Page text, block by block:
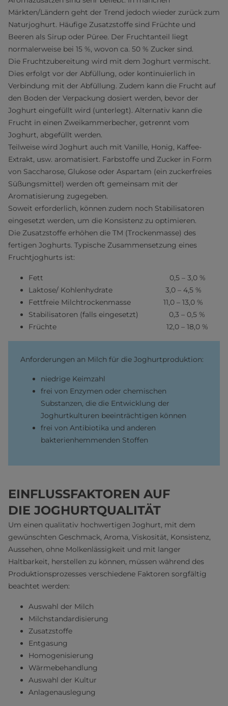
Märkten/Ländern geht der Trend jedoch wieder zurück zum
Naturjoghurt. Häufige Zusatzstoffe sind Früchte und
Beeren als Sirup oder Püree. Der Fruchtanteil liegt
normalerweise bei 15 %, wovon ca. 50 % Zucker sind.
Die Fruchtzubereitung wird mit dem Joghurt vermischt.
Dies erfolgt vor der Abfüllung, oder kontinuierlich in
Verbindung mit der Abfüllung. Zudem kann die Frucht auf
den Boden der Verpackung dosiert werden, bevor der
Joghurt eingefüllt wird (unterlegt). Alternativ kann die
Frucht in einen Zweikammerbecher, getrennt vom
Joghurt, abgefüllt werden.
Teilweise wird Joghurt auch mit Vanille, Honig, Kaffee-
Extrakt, usw. aromatisiert. Farbstoffe und Zucker in Form
von Saccharose, Glukose oder Aspartam (ein zuckerfreies
Süßungsmittel) werden oft gemeinsam mit der
Aromatisierung zugegeben.
Soweit erforderlich, können zudem noch Stabilisatoren
eingesetzt werden, um die Konsistenz zu optimieren.
Die Zusatzstoffe erhöhen die TM (Trockenmasse) des
fertigen Joghurts. Typische Zusammensetzung eines
Fruchtjoghurts ist:
Fett 0,5 – 3,0 %
Laktose/ Kohlenhydrate 3,0 – 4,5 %
Fettfreie Milchtrockenmasse 11,0 – 13,0 %
Stabilisatoren (falls eingesetzt) 0,3 – 0,5 %
Früchte 12,0 – 18,0 %
Anforderungen an Milch für die Joghurtproduktion:
niedrige Keimzahl
frei von Enzymen oder chemischen
Substanzen, die die Entwicklung der
Joghurtkulturen beeinträchtigen können
frei von Antibiotika und anderen
bakterienhemmenden Stoffen
EINFLUSSFAKTOREN AUF
DIE JOGHURTQUALITÄT
Um einen qualitativ hochwertigen Joghurt, mit dem
gewünschten Geschmack, Aroma, Viskosität, Konsistenz,
Aussehen, ohne Molkenlässigkeit und mit langer
Haltbarkeit, herstellen zu können, müssen während des
Produktionsprozesses verschiedene Faktoren sorgfältig
beachtet werden:
Auswahl der Milch
Milchstandardisierung
Zusatzstoffe
Entgasung
Homogenisierung
Wärmebehandlung
Auswahl der Kultur
Anlagenauslegung